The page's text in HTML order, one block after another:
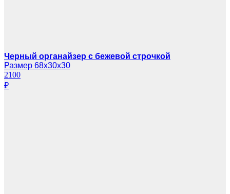
Черный органайзер с бежевой строчкой
Размер 68х30х30
2100
₽